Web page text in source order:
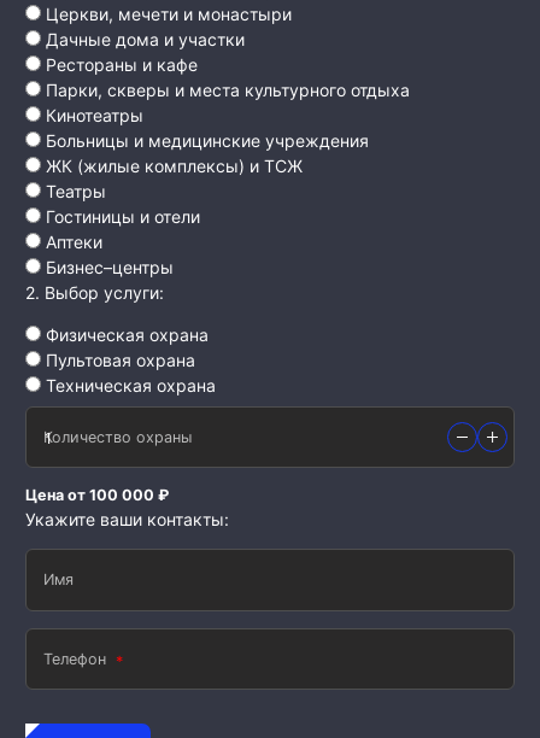
Церкви, мечети и монастыри
Дачные дома и участки
Рестораны и кафе
Парки, скверы и места культурного отдыха
Кинотеатры
Больницы и медицинские учреждения
ЖК (жилые комплексы) и ТСЖ
Театры
Гостиницы и отели
Аптеки
Бизнес–центры
2. Выбор услуги:
Физическая охрана
Пультовая охрана
Техническая охрана
Количество охраны
Цена от 100 000 ₽
Укажите ваши контакты:
Имя
Телефон